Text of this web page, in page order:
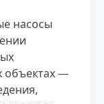
насосы
объектах —